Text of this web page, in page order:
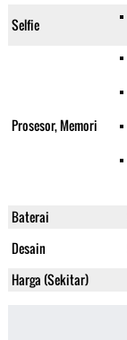
Selfie
Prosesor, Memori
Baterai
Desain
Harga (Sekitar)